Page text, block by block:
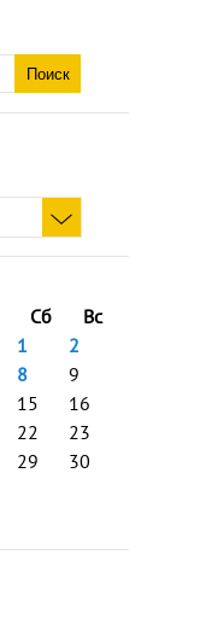
Сб
Вс
1
2
8
9
15
16
22
23
29
30